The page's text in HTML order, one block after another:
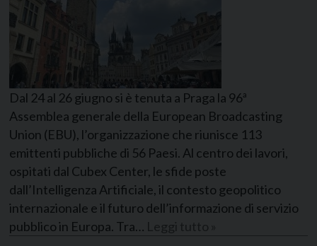
Dal 24 al 26 giugno si è tenuta a Praga la 96ª
Assemblea generale della European Broadcasting
Union (EBU), l’organizzazione che riunisce 113
emittenti pubbliche di 56 Paesi. Al centro dei lavori,
ospitati dal Cubex Center, le sfide poste
dall’Intelligenza Artificiale, il contesto geopolitico
internazionale e il futuro dell’informazione di servizio
pubblico in Europa. Tra…